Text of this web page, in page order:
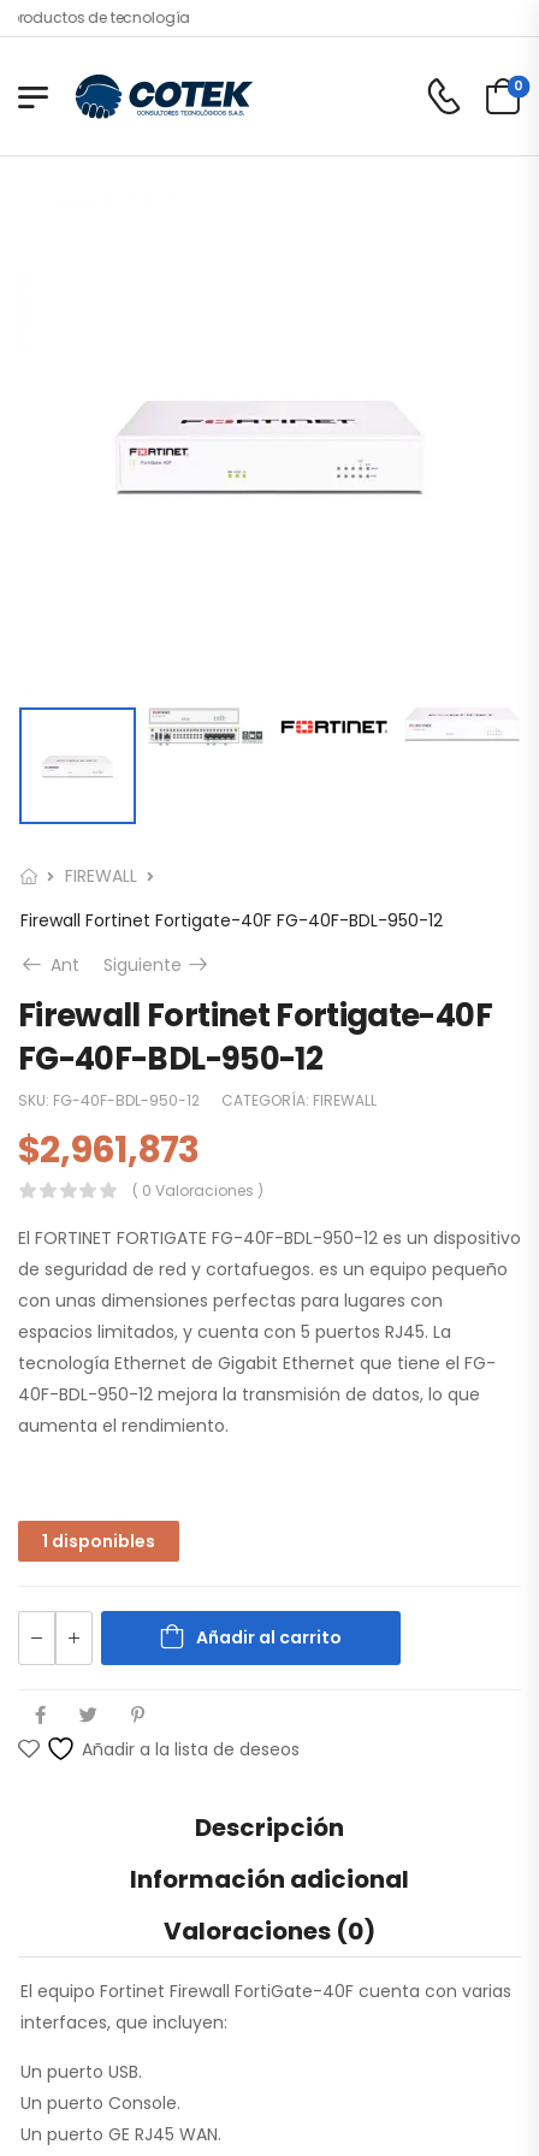
de tecnología
0
FIREWALL
Firewall Fortinet Fortigate-40F FG-40F-BDL-950-12
Ant
Siguiente
Firewall Fortinet Fortigate-40F
FG-40F-BDL-950-12
SKU: FG-40F-BDL-950-12 CATEGORÍA: FIREWALL
$2,961,873
( 0 Valoraciones )
El FORTINET FORTIGATE FG-40F-BDL-950-12 es un dispositivo
de seguridad de red y cortafuegos. es un equipo pequeño
con unas dimensiones perfectas para lugares con
espacios limitados, y cuenta con 5 puertos RJ45. La
tecnología Ethernet de Gigabit Ethernet que tiene el FG-
40F-BDL-950-12 mejora la transmisión de datos, lo que
aumenta el rendimiento.
1 disponibles
Añadir al carrito
Añadir a la lista de deseos
Descripción
Información adicional
Valoraciones (0)
El equipo Fortinet Firewall FortiGate-40F cuenta con varias
interfaces, que incluyen:
Un puerto USB.
Un puerto Console.
Un puerto GE RJ45 WAN.